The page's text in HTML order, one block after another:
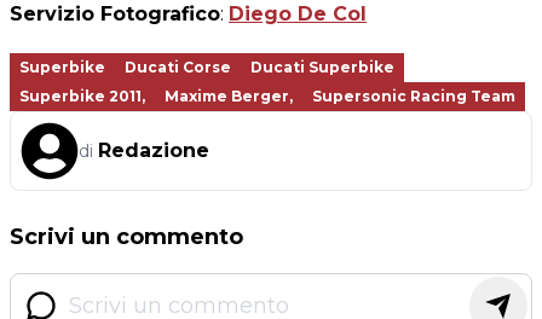
Servizio Fotografico: Diego De Col
Superbike Ducati Corse
Ducati Superbike
Superbike 2011,
Maxime Berger, Supersonic Racing Team
di Redazione
Scrivi un commento